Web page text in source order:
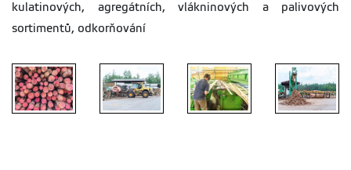
kulatinových, agregátních, vlákninových a palivových
sortimentů, odkorňování